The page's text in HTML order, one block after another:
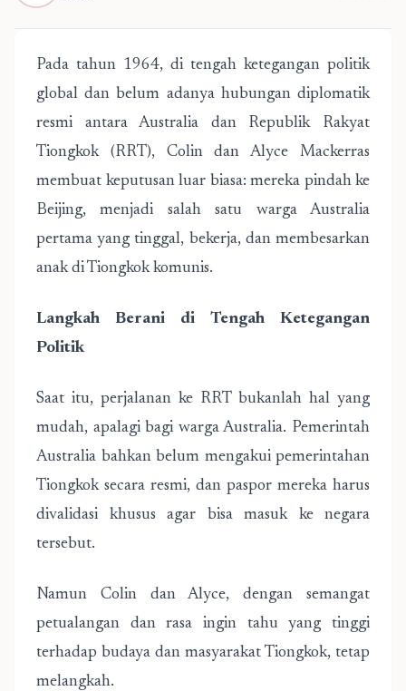
Pada tahun 1964, di tengah ketegangan politik
global dan belum adanya hubungan diplomatik
resmi antara Australia dan Republik Rakyat
Tiongkok (RRT), Colin dan Alyce Mackerras
membuat keputusan luar biasa: mereka pindah ke
Beijing, menjadi salah satu warga Australia
pertama yang tinggal, bekerja, dan membesarkan
anak di Tiongkok komunis.
Langkah Berani di Tengah Ketegangan
Politik
Saat itu, perjalanan ke RRT bukanlah hal yang
mudah, apalagi bagi warga Australia. Pemerintah
Australia bahkan belum mengakui pemerintahan
Tiongkok secara resmi, dan paspor mereka harus
divalidasi khusus agar bisa masuk ke negara
tersebut.
Namun Colin dan Alyce, dengan semangat
petualangan dan rasa ingin tahu yang tinggi
terhadap budaya dan masyarakat Tiongkok, tetap
melangkah.